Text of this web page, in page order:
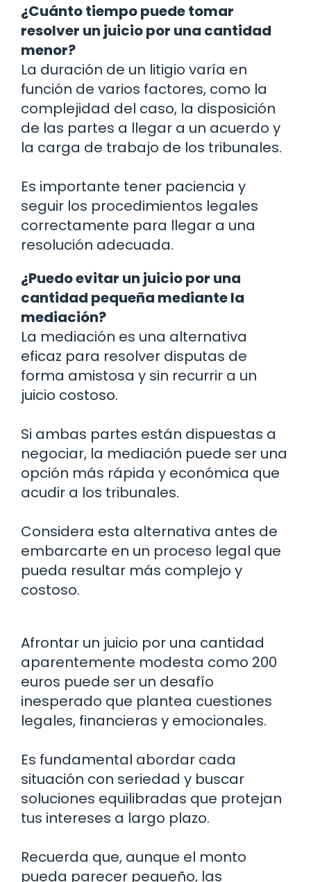
¿Cuánto tiempo puede tomar
resolver un juicio por una cantidad
menor?
La duración de un litigio varía en
función de varios factores, como la
complejidad del caso, la disposición
de las partes a llegar a un acuerdo y
la carga de trabajo de los tribunales.
Es importante tener paciencia y
seguir los procedimientos legales
correctamente para llegar a una
resolución adecuada.
¿Puedo evitar un juicio por una
cantidad pequeña mediante la
mediación?
La mediación es una alternativa
eficaz para resolver disputas de
forma amistosa y sin recurrir a un
juicio costoso.
Si ambas partes están dispuestas a
negociar, la mediación puede ser una
opción más rápida y económica que
acudir a los tribunales.
Considera esta alternativa antes de
embarcarte en un proceso legal que
pueda resultar más complejo y
costoso.
Afrontar un juicio por una cantidad
aparentemente modesta como 200
euros puede ser un desafío
inesperado que plantea cuestiones
legales, financieras y emocionales.
Es fundamental abordar cada
situación con seriedad y buscar
soluciones equilibradas que protejan
tus intereses a largo plazo.
Recuerda que, aunque el monto
pueda parecer pequeño, las